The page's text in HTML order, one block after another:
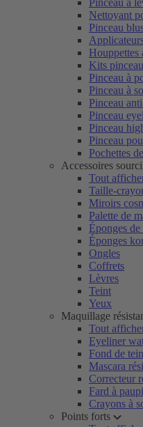
Pinceau à
Nettoyant
Pinceau
Houppettes
Kits
Pinceau à
Pinceau à
Pinceau
Pinceau
Pinceau
Pinceau
Pochettes
Accessoires
Tout
Taille-
Miroirs
Palette de
Éponges
Éponges
Ongles
Coffrets
Lèvres
Teint
Yeux
Maquillage
Tout
Eyeliner
Fond de
Mascara
Correcteur
Fard à
Crayons à
Points forts